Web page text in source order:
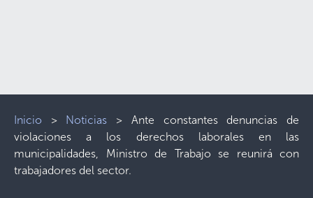
Inicio > Noticias > Ante constantes denuncias de
violaciones a los derechos laborales en las
municipalidades, Ministro de Trabajo se reunirá con
trabajadores del sector.